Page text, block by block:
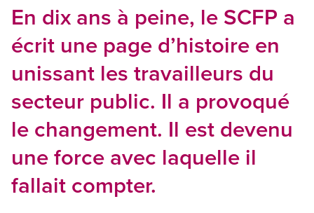
En dix ans à peine, le SCFP a
écrit une page d’histoire en
unissant les travailleurs du
secteur public. Il a provoqué
le changement. Il est devenu
une force avec laquelle il
fallait compter.